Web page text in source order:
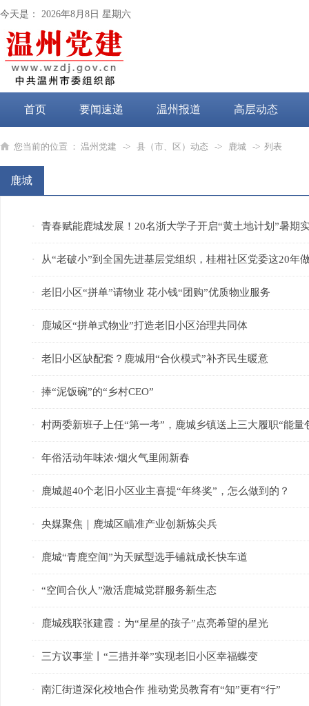
今天是： 2026年8月8日 星期六
首页 要闻速递 温州报道 高层动态
党纪学习教育
您当前的位置 ： 温州党建 -> 县（市、区）动态 -> 鹿城 -> 列表
鹿城
· 青春赋能鹿城发展！20名浙大学子开启“黄土地计划”暑期
· 从“老破小”到全国先进基层党组织，桂柑社区党委这20年
· 老旧小区“拼单”请物业 花小钱“团购”优质物业服务
· 鹿城区“拼单式物业”打造老旧小区治理共同体
· 老旧小区缺配套？鹿城用“合伙模式”补齐民生暖意
· 捧“泥饭碗”的“乡村CEO”
· 村两委新班子上任“第一考”，鹿城乡镇送上三大履职“能量
· 年俗活动年味浓·烟火气里闹新春
· 鹿城超40个老旧小区业主喜提“年终奖”，怎么做到的？
· 央媒聚焦｜鹿城区瞄准产业创新炼尖兵
· 鹿城“青鹿空间”为天赋型选手铺就成长快车道
· “空间合伙人”激活鹿城党群服务新生态
· 鹿城残联张建霞：为“星星的孩子”点亮希望的星光
· 三方议事堂丨“三措并举”实现老旧小区幸福蝶变
· 南汇街道深化校地合作 推动党员教育有“知”更有“行”